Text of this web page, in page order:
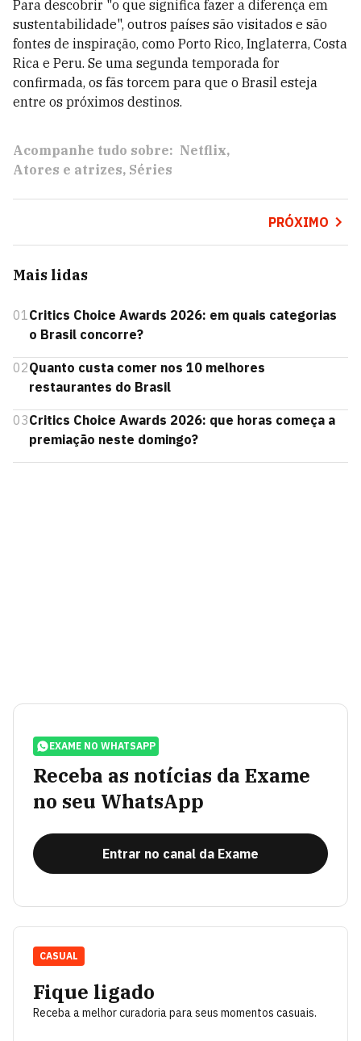
Para descobrir "o que significa fazer a diferença em
sustentabilidade", outros países são visitados e são
fontes de inspiração, como Porto Rico, Inglaterra, Costa
Rica e Peru. Se uma segunda temporada for
confirmada, os fãs torcem para que o Brasil esteja
entre os próximos destinos.
Acompanhe tudo sobre: Netflix
Atores e atrizes Séries
PRÓXIMO
Mais lidas
01Critics Choice Awards 2026: em quais categorias
o Brasil concorre?
02Quanto custa comer nos 10 melhores
restaurantes do Brasil
03Critics Choice Awards 2026: que horas começa a
premiação neste domingo?
EXAME NO WHATSAPP
Receba as notícias da Exame
no seu WhatsApp
Entrar no canal da Exame
Fique ligado
Receba a melhor curadoria para seus momentos casuais.
CASUAL